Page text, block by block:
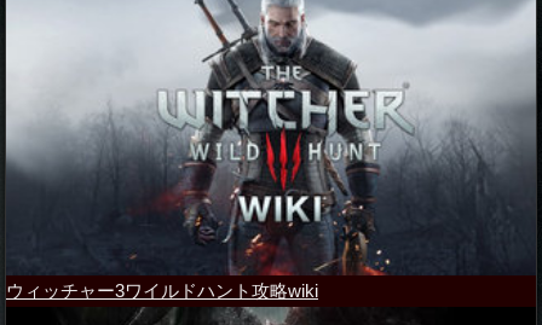
ウィッチャー3ワイルドハント攻略wiki